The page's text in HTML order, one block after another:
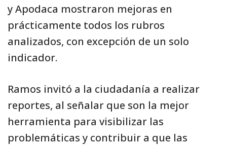
y Apodaca mostraron mejoras en
prácticamente todos los rubros
analizados, con excepción de un solo
indicador.
Ramos invitó a la ciudadanía a realizar
reportes, al señalar que son la mejor
herramienta para visibilizar las
problemáticas y contribuir a que las